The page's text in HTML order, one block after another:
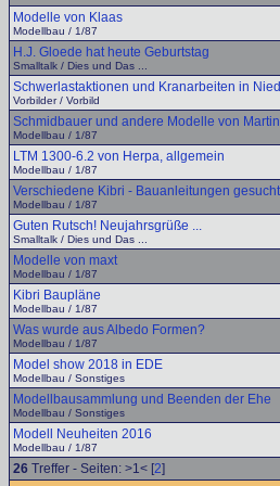
Modelle von Klaas
Modellbau / 1/87
H.J. Gloede hat heute Geburtstag
Smalltalk / Dies und Das ...
Schwerlastaktionen und Kranarbeiten in
Vorbilder / Vorbild
Schmidbauer und andere Modelle von Martin
Modellbau / 1/87
LTM 1300-6.2 von Herpa, allgemein
Modellbau / 1/87
Verschiedene Kibri - Bauanleitungen gesucht
Modellbau / 1/87
Guten Rutsch! Neujahrsgrüße ...
Smalltalk / Dies und Das ...
Modelle von maxt
Modellbau / 1/87
Kibri Baupläne
Modellbau / 1/87
Was wurde aus Albedo Formen?
Modellbau / 1/87
Model show 2018 in EDE
Modellbau / Sonstiges
Modellbausammlung und Beenden der Ehe
Modellbau / Sonstiges
Modell Neuheiten 2016
Modellbau / 1/87
26 Treffer - Seiten: >1< [2]